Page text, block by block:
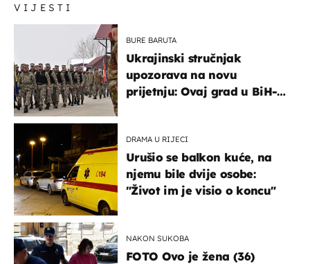
VIJESTI
BURE BARUTA
Ukrajinski stručnjak
upozorava na novu
prijetnju: Ovaj grad u BiH-u
DRAMA U RIJECI
Urušio se balkon kuće, na
njemu bile dvije osobe:
"Život im je visio o koncu"
NAKON SUKOBA
FOTO Ovo je žena (36)